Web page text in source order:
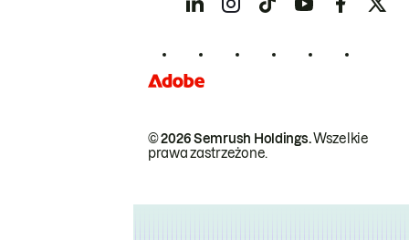
© 2026 Semrush Holdings.Wszelkie
prawa zastrzeżone.